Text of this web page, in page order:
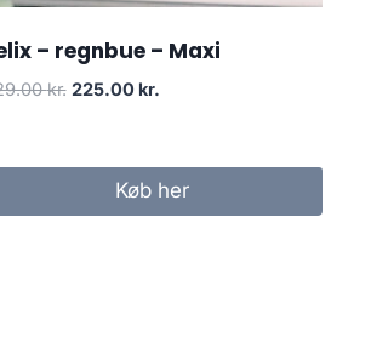
– regnbue – Maxi
kr. 225.00 kr.
Køb her